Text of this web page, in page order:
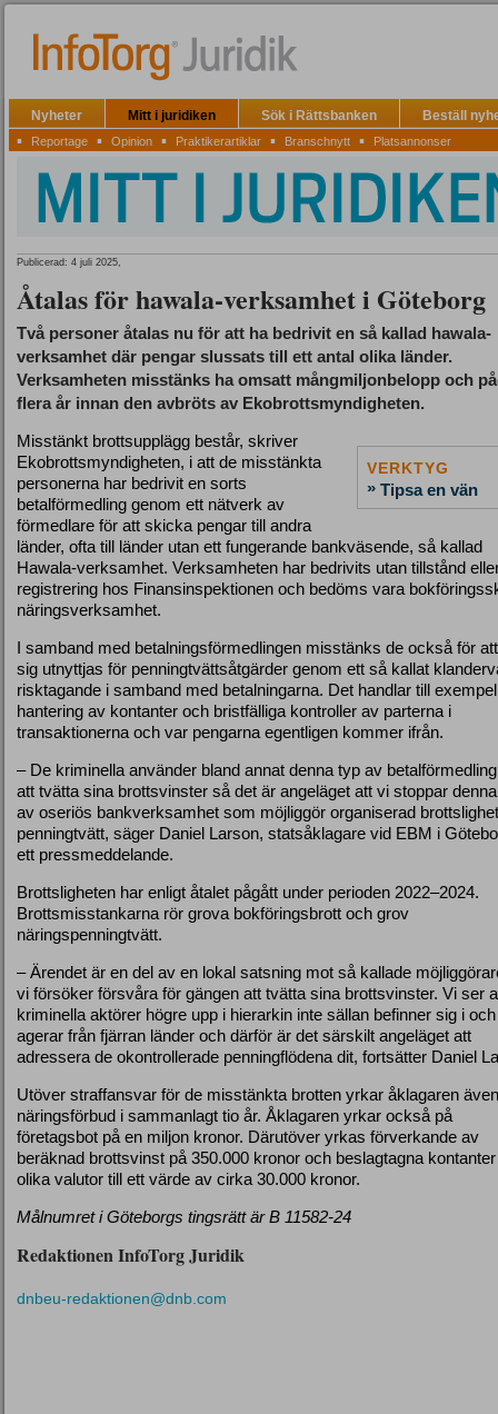
Nyheter Mitt i juridiken Sök i Rättsbanken Beställ
▪ Reportage ▪ Opinion ▪ Praktikerartiklar ▪ Branschnytt ▪ Platsannonser
Publicerad: 4 juli 2025,
Åtalas för hawala-verksamhet i Göteborg
Två personer åtalas nu för att ha bedrivit en så kallad hawala-
verksamhet där pengar slussats till ett antal olika länder.
Verksamheten misstänks ha omsatt mångmiljonbelopp och
flera år innan den avbröts av Ekobrottsmyndigheten.
VERKTYG
» Tipsa en vän
Misstänkt brottsupplägg består, skriver
Ekobrottsmyndigheten, i att de misstänkta
personerna har bedrivit en sorts
betalförmedling genom ett nätverk av
förmedlare för att skicka pengar till andra
länder, ofta till länder utan ett fungerande bankväsende, så kallad
Hawala-verksamhet. Verksamheten har bedrivits utan tillstånd
registrering hos Finansinspektionen och bedöms vara
näringsverksamhet.
I samband med betalningsförmedlingen misstänks de också för
sig utnyttjas för penningtvättsåtgärder genom ett så kallat
risktagande i samband med betalningarna. Det handlar till
hantering av kontanter och bristfälliga kontroller av parterna i
transaktionerna och var pengarna egentligen kommer ifrån.
– De kriminella använder bland annat denna typ av
att tvätta sina brottsvinster så det är angeläget att vi stoppar
av oseriös bankverksamhet som möjliggör organiserad
penningtvätt, säger Daniel Larson, statsåklagare vid EBM i
ett pressmeddelande.
Brottsligheten har enligt åtalet pågått under perioden 2022–2024.
Brottsmisstankarna rör grova bokföringsbrott och grov
näringspenningtvätt.
– Ärendet är en del av en lokal satsning mot så kallade
vi försöker försvåra för gängen att tvätta sina brottsvinster. Vi ser
kriminella aktörer högre upp i hierarkin inte sällan befinner sig i och
agerar från fjärran länder och därför är det särskilt angeläget att
adressera de okontrollerade penningflödena dit, fortsätter Daniel
Utöver straffansvar för de misstänkta brotten yrkar åklagaren
näringsförbud i sammanlagt tio år. Åklagaren yrkar också på
företagsbot på en miljon kronor. Därutöver yrkas förverkande av
beräknad brottsvinst på 350.000 kronor och beslagtagna
olika valutor till ett värde av cirka 30.000 kronor.
Målnumret i Göteborgs tingsrätt är B 11582-24
Redaktionen InfoTorg Juridik
dnbeu-redaktionen@dnb.com